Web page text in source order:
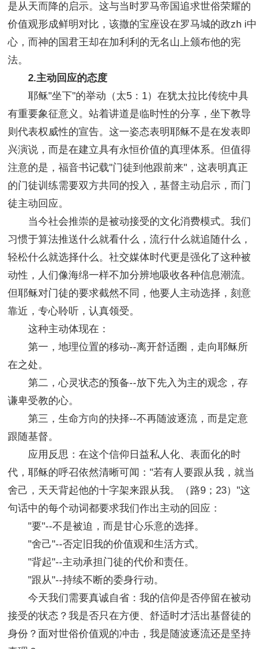
是从天而降的启示。这与当时罗马帝国追求世俗荣耀的
价值观形成鲜明对比，该撒的宝座设在罗马城的政zh i中
心，而神的国君王却在加利利的无名山上颁布他的宪
法。
2.主动回应的态度
耶稣"坐下"的举动（太5：1）在犹太拉比传统中具
有重要象征意义。站着讲道是临时性的分享，坐下教导
则代表权威性的宣告。这一姿态表明耶稣不是在发表即
兴演说，而是在建立具有永恒价值的真理体系。但值得
注意的是，福音书记载"门徒到他跟前来"，这表明真正
的门徒训练需要双方共同的投入，基督主动启示，而门
徒主动回应。
当今社会推崇的是被动接受的文化消费模式。我们
习惯于算法推送什么就看什么，流行什么就追随什么，
轻松什么就选择什么。社交媒体时代更是强化了这种被
动性，人们像海绵一样不加分辨地吸收各种信息潮流。
但耶稣对门徒的要求截然不同，他要人主动选择，刻意
靠近，专心聆听，认真领受。
这种主动体现在：
第一，地理位置的移动--离开舒适圈，走向耶稣所
在之处。
第二，心灵状态的预备--放下先入为主的观念，存
谦卑受教的心。
第三，生命方向的抉择--不再随波逐流，而是定意
跟随基督。
应用反思：在这个信仰日益私人化、表面化的时
代，耶稣的呼召依然清晰可闻："若有人要跟从我，就当
舍己，天天背起他的十字架来跟从我。（路9；23）"这
句话中的每个动词都要求我们作出主动的回应：
"要"--不是被迫，而是甘心乐意的选择。
"舍己"--否定旧我的价值观和生活方式。
"背起"--主动承担门徒的代价和责任。
"跟从"--持续不断的委身行动。
今天我们需要真诚自省：我的信仰是否停留在被动
接受的状态？我是否只在方便、舒适时才活出基督徒的
身份？面对世俗价值观的冲击，我是随波逐流还是坚持